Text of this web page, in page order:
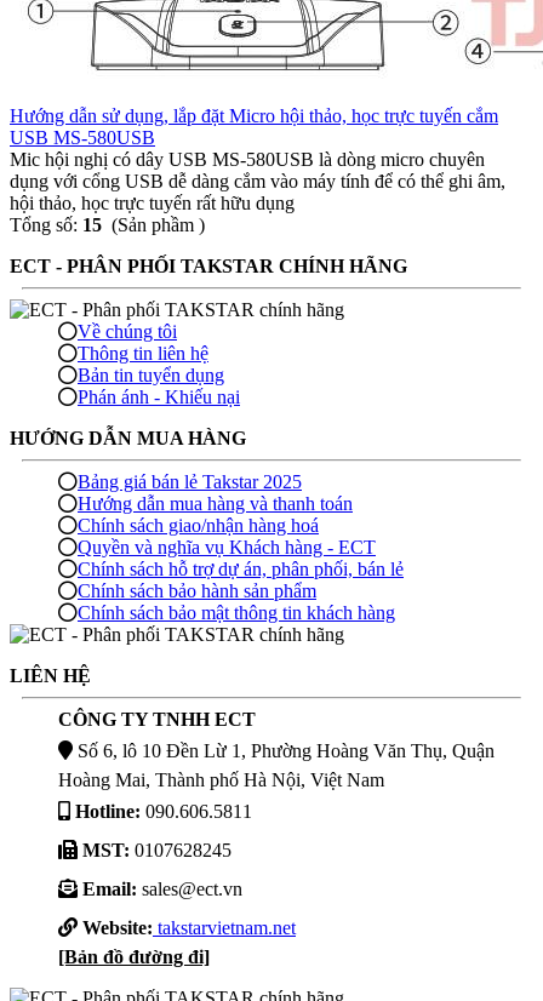
Hướng dẫn sử dụng, lắp đặt Micro hội thảo, học trực tuyến cắm
USB MS-580USB
Mic hội nghị có dây USB MS-580USB là dòng micro chuyên
dụng với cổng USB dễ dàng cắm vào máy tính để có thể ghi âm,
hội thảo, học trực tuyến rất hữu dụng
Tổng số: 15 (Sản phầm )
ECT - PHÂN PHỐI TAKSTAR CHÍNH HÃNG
Về chúng tôi
Thông tin liên hệ
Bản tin tuyển dụng
Phán ánh - Khiếu nại
HƯỚNG DẪN MUA HÀNG
Bảng giá bán lẻ Takstar 2025
Hướng dẫn mua hàng và thanh toán
Chính sách giao/nhận hàng hoá
Quyền và nghĩa vụ Khách hàng - ECT
Chính sách hỗ trợ dự án, phân phối, bán lẻ
Chính sách bảo hành sản phẩm
Chính sách bảo mật thông tin khách hàng
LIÊN HỆ
CÔNG TY TNHH ECT
Số 6, lô 10 Đền Lừ 1, Phường Hoàng Văn Thụ, Quận
Hoàng Mai, Thành phố Hà Nội, Việt Nam
Hotline: 090.606.5811
MST: 0107628245
Email: sales@ect.vn
Website: takstarvietnam.net
[Bản đồ đường đi]